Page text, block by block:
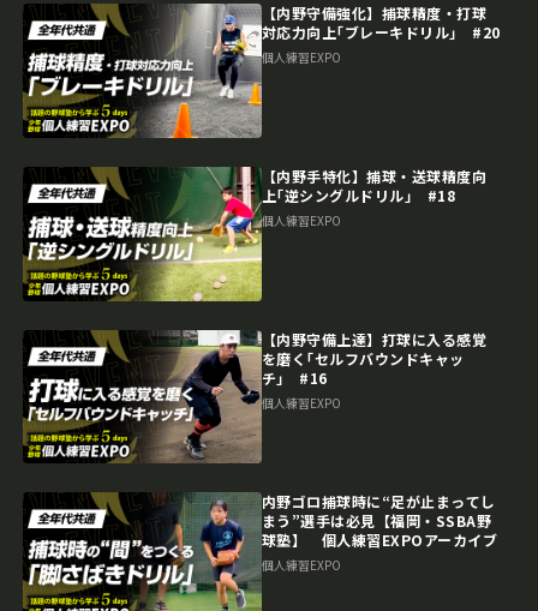
【内野守備強化】捕球精度・打球
対応力向上｢ブレーキドリル｣ #20
個人練習EXPO
【内野手特化】捕球・送球精度向
上｢逆シングルドリル｣ #18
個人練習EXPO
【内野守備上達】打球に入る感覚
を磨く｢セルフバウンドキャッ
チ｣ #16
個人練習EXPO
内野ゴロ捕球時に“足が止まってし
まう”選手は必見【福岡・SSBA野
球塾】 個人練習EXPOアーカイブ
個人練習EXPO